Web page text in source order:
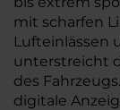
mit scharfen
Lufteinlässen
unterstreicht
des
digitale